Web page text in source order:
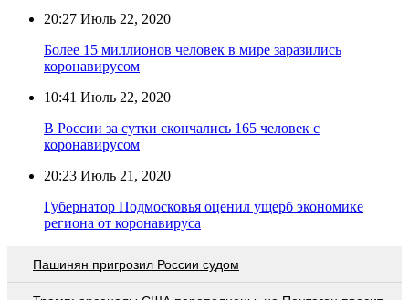
20:27 Июль 22, 2020
Более 15 миллионов человек в мире заразились
коронавирусом
10:41 Июль 22, 2020
В России за сутки скончались 165 человек с
коронавирусом
20:23 Июль 21, 2020
Губернатор Подмосковья оценил ущерб экономике
региона от коронавируса
Пашинян пригрозил России судом